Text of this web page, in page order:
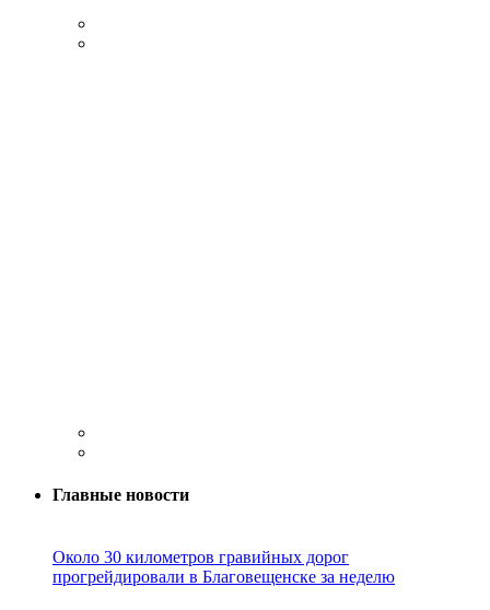
Главные новости
Около 30 километров гравийных дорог
прогрейдировали в Благовещенске за неделю